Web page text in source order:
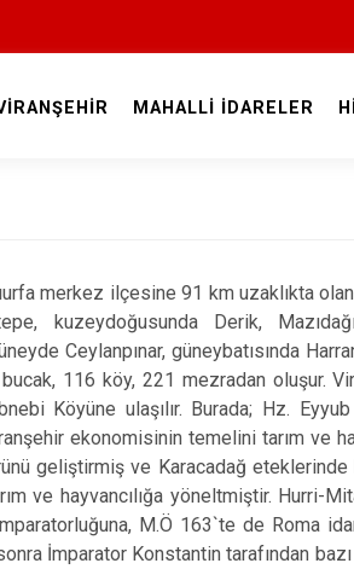
Birecik
Halfeti
MAHALLİ İDARELER
merkez ilçesine 91 km uzaklıkta
kuzeydoğusunda Derik,
Ceylanpınar, güneybatısında
116 köy, 221 mezradan oluşur.
Köyüne ulaşılır. Burada; Hz.
ekonomisinin temelini tarım ve
geliştirmiş ve Karacadağ
ve hayvancılığa yöneltmiştir.
M.Ö 163`te de Roma
İmparator Konstantin tarafından